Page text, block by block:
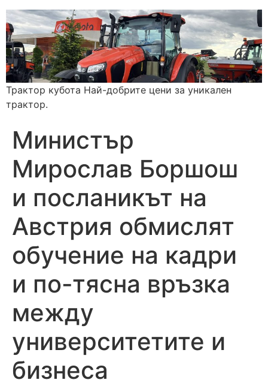
Трактор кубота Най-добрите цени за уникален
трактор.
Министър
Мирослав Боршош
и посланикът на
Австрия обмислят
обучение на кадри
и по-тясна връзка
между
университетите и
бизнеса